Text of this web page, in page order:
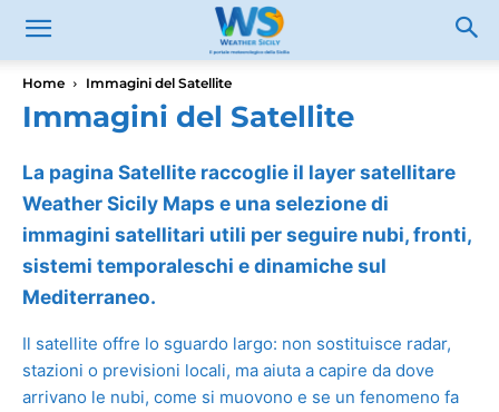
Home Immagini del Satellite
Immagini del Satellite
La pagina Satellite raccoglie il layer satellitare
Weather Sicily Maps e una selezione di
immagini satellitari utili per seguire nubi, fronti,
sistemi temporaleschi e dinamiche sul
Mediterraneo.
Il satellite offre lo sguardo largo: non sostituisce radar,
stazioni o previsioni locali, ma aiuta a capire da dove
arrivano le nubi, come si muovono e se un fenomeno fa